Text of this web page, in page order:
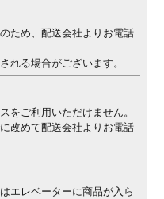
ため、配送会社よりお電話
れる場合がございます。
をご利用いただけません。
改めて配送会社よりお電話
エレベーターに商品が入ら